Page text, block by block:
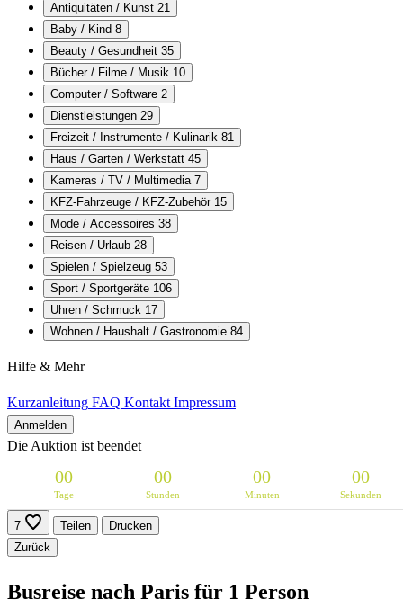
Antiquitäten / Kunst 21
Baby / Kind 8
Beauty / Gesundheit 35
Bücher / Filme / Musik 10
Computer / Software 2
Dienstleistungen 29
Freizeit / Instrumente / Kulinarik 81
Haus / Garten / Werkstatt 45
Kameras / TV / Multimedia 7
KFZ-Fahrzeuge / KFZ-Zubehör 15
Mode / Accessoires 38
Reisen / Urlaub 28
Spielen / Spielzeug 53
Sport / Sportgeräte 106
Uhren / Schmuck 17
Wohnen / Haushalt / Gastronomie 84
Hilfe & Mehr
Kurzanleitung FAQ Kontakt Impressum
Anmelden
Die Auktion ist beendet
00
Tage
00
Stunden
00
Minuten
00
Sekunden
7 Teilen
Drucken
Zurück
Busreise nach Paris für 1 Person